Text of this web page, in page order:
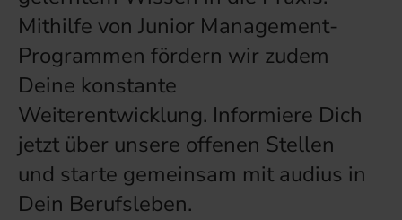
Mithilfe von Junior Management-
Programmen fördern wir zudem
Deine konstante
Weiterentwicklung. Informiere Dich
jetzt über unsere offenen Stellen
und starte gemeinsam mit audius in
Dein Berufsleben.